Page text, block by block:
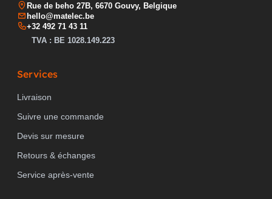
Rue de beho 27B, 6670 Gouvy, Belgique
hello@matelec.be
+32 492 71 43 11
TVA : BE 1028.149.223
Services
Livraison
Suivre une commande
Devis sur mesure
Retours & échanges
Service après-vente